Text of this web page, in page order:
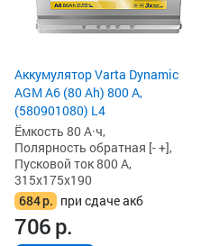
Аккумулятор Varta Dynamic
AGM A6 (80 Ah) 800 А,
(580901080) L4
Ёмкость 80 А·ч,
Полярность обратная [- +],
Пусковой ток 800 А,
315x175x190
684р. при сдаче акб
706р.